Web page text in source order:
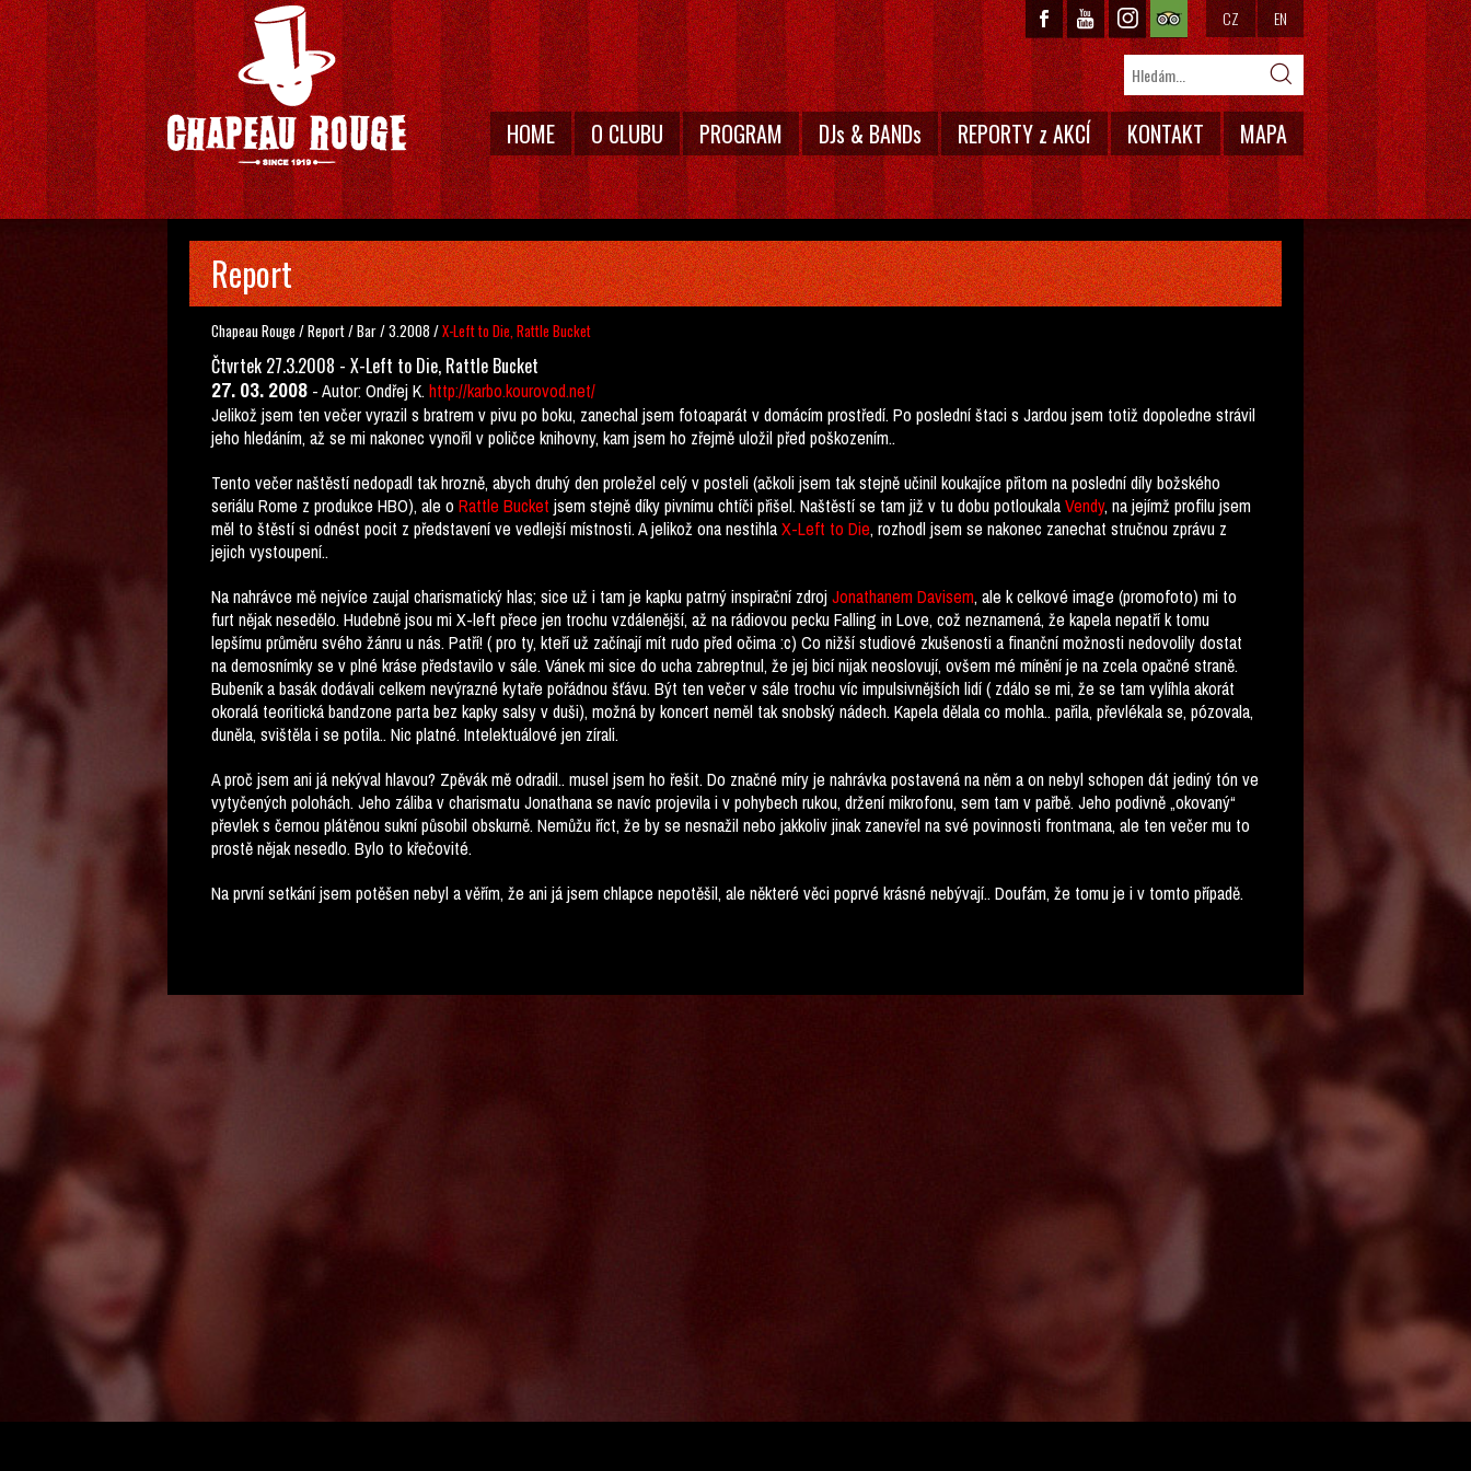
HOME O CLUBU PROGRAM DJs & BANDs REPORTY z AKCÍ KONTAKT MAPA
CZ EN
Report
Chapeau Rouge /Report/Bar/3.2008 /X-Left to Die, Rattle Bucket
Čtvrtek 27.3.2008 - X-Left to Die, Rattle Bucket
27. 03. 2008 -Autor: Ondřej K.http://karbo.kourovod.net/
Jelikož jsem ten večer vyrazil s bratrem v pivu po boku, zanechal jsem fotoaparát v domácím prostředí. Po poslední štaci s Jardou jsem totiž dopoledne strávil
jeho hledáním, až se mi nakonec vynořil v poličce knihovny, kam jsem ho zřejmě uložil před poškozením..
Tento večer naštěstí nedopadl tak hrozně, abych druhý den proležel celý v posteli (ačkoli jsem tak stejně učinil koukajíce přitom na poslední díly božského
seriálu Rome z produkce HBO), ale o Rattle Bucket jsem stejně díky pivnímu chtíči přišel. Naštěstí se tam již v tu dobu potloukalaVendy, na jejímž profilu jsem
měl to štěstí si odnést pocit z představení ve vedlejší místnosti. A jelikož ona nestihlaX-Left to Die, rozhodl jsem se nakonec zanechat stručnou zprávu z
jejich vystoupení..
Na nahrávce mě nejvíce zaujal charismatický hlas; sice už i tam je kapku patrný inspirační zdrojJonathanem Davisem, ale k celkové image (promofoto) mi to
furt nějak nesedělo. Hudebně jsou mi X-left přece jen trochu vzdálenější, až na rádiovou pecku Falling in Love, což neznamená, že kapela nepatří k tomu
lepšímu průměru svého žánru u nás. Patří! ( pro ty, kteří už začínají mít rudo před očima :c) Co nižší studiové zkušenosti a finanční možnosti nedovolily dostat
na demosnímky se v plné kráse představilo v sále. Vánek mi sice do ucha zabreptnul, že jej bicí nijak neoslovují, ovšem mé mínění je na zcela opačné straně.
Bubeník a basák dodávali celkem nevýrazné kytaře pořádnou šťávu. Být ten večer v sále trochu víc impulsivnějších lidí ( zdálo se mi, že se tam vylíhla akorát
okoralá teoritická bandzone parta bez kapky salsy v duši), možná by koncert neměl tak snobský nádech. Kapela dělala co mohla.. pařila, převlékala se, pózovala,
duněla, svištěla i se potila.. Nic platné. Intelektuálové jen zírali.
A proč jsem ani já nekýval hlavou? Zpěvák mě odradil.. musel jsem ho řešit. Do značné míry je nahrávka postavená na něm a on nebyl schopen dát jediný tón ve
vytyčených polohách. Jeho záliba v charismatu Jonathana se navíc projevila i v pohybech rukou, držení mikrofonu, sem tam v pařbě. Jeho podivně „okovaný“
převlek s černou plátěnou sukní působil obskurně. Nemůžu říct, že by se nesnažil nebo jakkoliv jinak zanevřel na své povinnosti frontmana, ale ten večer mu to
prostě nějak nesedlo. Bylo to křečovité.
Na první setkání jsem potěšen nebyl a věřím, že ani já jsem chlapce nepotěšil, ale některé věci poprvé krásné nebývají.. Doufám, že tomu je i v tomto případě.